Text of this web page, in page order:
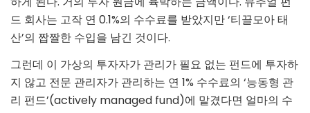
드 회사는 고작 연 0.1%의 수수료를 받았지만 ‘티끌모아 태
산’의 짭짤한 수입을 남긴 것이다.
그런데 이 가상의 투자자가 관리가 필요 없는 펀드에 투자하
지 않고 전문 관리자가 관리하는 연 1% 수수료의 ‘능동형 관
리 펀드’(actively managed fund)에 맡겼다면 얼마의 수